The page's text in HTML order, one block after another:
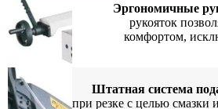
Эргономичные
рукояток
комфортом,
Штатная система
при резке с целью смазки